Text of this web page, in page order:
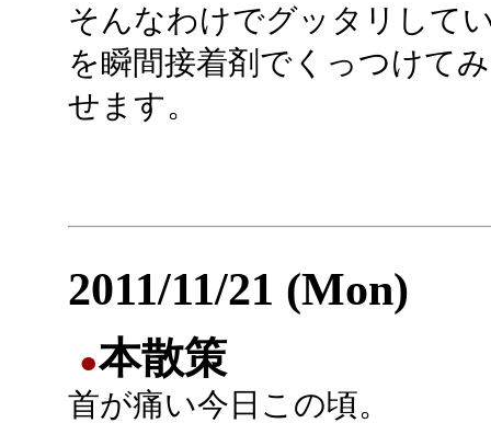
そんなわけでグッタリして
を瞬間接着剤でくっつけて
せます。
2011/11/21 (Mon)
●本散策
首が痛い今日この頃。